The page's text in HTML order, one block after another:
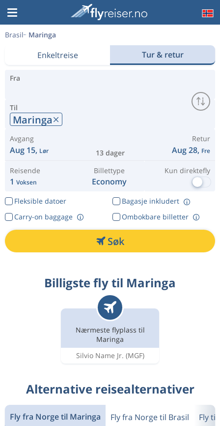
Brasil Maringa
Enkeltreise Tur & retur
Fra
Til
Maringa
Avgang
Aug 15, Lør 13 dager
Retur
Aug 28, Fre
Reisende
1 Voksen
Billettype
Economy
Kun direktefly
Fleksible datoer
Bagasje inkludert
Ombokbare billetter
Carry-on baggage
Søk
Billigste fly til Maringa
Nærmeste flyplass til
Maringa
Silvio Name Jr. (MGF)
Alternative reisealternativer
Fly fra Norge til Maringa Fly fra Norge til Brasil Fly